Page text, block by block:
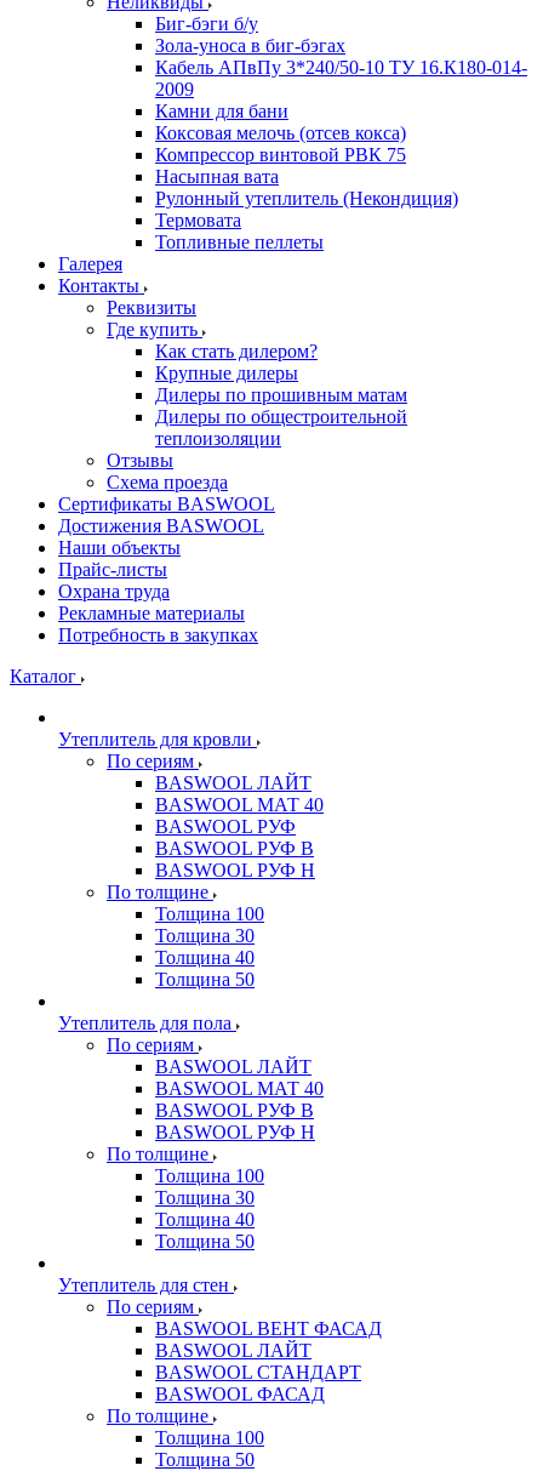
Биг-бэги б/у
Зола-уноса в биг-бэгах
Кабель АПвПу 3*240/50-10 ТУ 16.К180-014-
2009
Камни для бани
Коксовая мелочь (отсев кокса)
Компрессор винтовой РВК 75
Насыпная вата
Рулонный утеплитель (Некондиция)
Термовата
Топливные пеллеты
Галерея
Контакты
Реквизиты
Где купить
Как стать дилером?
Крупные дилеры
Дилеры по прошивным матам
Дилеры по общестроительной
теплоизоляции
Отзывы
Схема проезда
Сертификаты BASWOOL
Достижения BASWOOL
Наши объекты
Прайс-листы
Охрана труда
Рекламные материалы
Потребность в закупках
Каталог
Утеплитель для кровли
По сериям
BASWOOL ЛАЙТ
BASWOOL МАТ 40
BASWOOL РУФ
BASWOOL РУФ В
BASWOOL РУФ Н
По толщине
Толщина 100
Толщина 30
Толщина 40
Толщина 50
Утеплитель для пола
По сериям
BASWOOL ЛАЙТ
BASWOOL МАТ 40
BASWOOL РУФ В
BASWOOL РУФ Н
По толщине
Толщина 100
Толщина 30
Толщина 40
Толщина 50
Утеплитель для стен
По сериям
BASWOOL ВЕНТ ФАСАД
BASWOOL ЛАЙТ
BASWOOL СТАНДАРТ
BASWOOL ФАСАД
По толщине
Толщина 100
Толщина 50